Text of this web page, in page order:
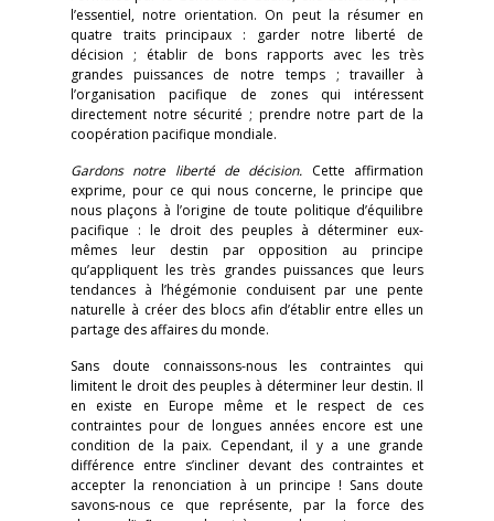
l’essentiel, notre orientation. On peut la résumer en
quatre traits principaux : garder notre liberté de
décision ; établir de bons rapports avec les très
grandes puissances de notre temps ; travailler à
l’organisation pacifique de zones qui intéressent
directement notre sécurité ; prendre notre part de la
coopération pacifique mondiale.
Gardons notre liberté de décision. Cette affirmation
exprime, pour ce qui nous concerne, le principe que
nous plaçons à l’origine de toute politique d’équilibre
pacifique : le droit des peuples à déterminer eux-
mêmes leur destin par opposition au principe
qu’appliquent les très grandes puissances que leurs
tendances à l’hégémonie conduisent par une pente
naturelle à créer des blocs afin d’établir entre elles un
partage des affaires du monde.
Sans doute connaissons-nous les contraintes qui
limitent le droit des peuples à déterminer leur destin. Il
en existe en Europe même et le respect de ces
contraintes pour de longues années encore est une
condition de la paix. Cependant, il y a une grande
différence entre s’incliner devant des contraintes et
accepter la renonciation à un principe ! Sans doute
savons-nous ce que représente, par la force des